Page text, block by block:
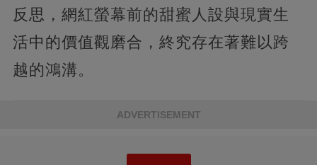
反思，網紅螢幕前的甜蜜人設與現實生
活中的價值觀磨合，終究存在著難以跨
越的鴻溝。
ADVERTISEMENT